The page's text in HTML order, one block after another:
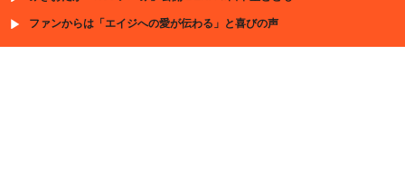
ファンからは「エイジへの愛が伝わる」と喜びの声